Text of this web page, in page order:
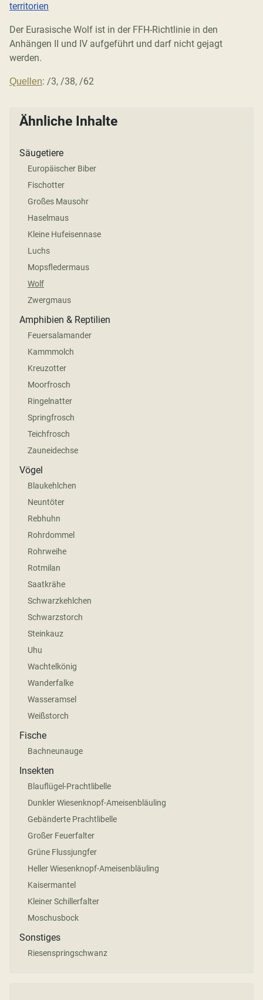
territorien
Der Eurasische Wolf ist in der FFH-Richtlinie in den
Anhängen II und IV aufgeführt und darf nicht gejagt
werden.
Quellen: /3, /38, /62
Ähnliche Inhalte
Säugetiere
Europäischer Biber
Fischotter
Großes Mausohr
Haselmaus
Kleine Hufeisennase
Luchs
Mopsfledermaus
Wolf
Zwergmaus
Amphibien & Reptilien
Feuersalamander
Kammmolch
Kreuzotter
Moorfrosch
Ringelnatter
Springfrosch
Teichfrosch
Zauneidechse
Vögel
Blaukehlchen
Neuntöter
Rebhuhn
Rohrdommel
Rohrweihe
Rotmilan
Saatkrähe
Schwarzkehlchen
Schwarzstorch
Steinkauz
Uhu
Wachtelkönig
Wanderfalke
Wasseramsel
Weißstorch
Fische
Bachneunauge
Insekten
Blauflügel-Prachtlibelle
Dunkler Wiesenknopf-Ameisenbläuling
Gebänderte Prachtlibelle
Großer Feuerfalter
Grüne Flussjungfer
Heller Wiesenknopf-Ameisenbläuling
Kaisermantel
Kleiner Schillerfalter
Moschusbock
Sonstiges
Riesenspringschwanz